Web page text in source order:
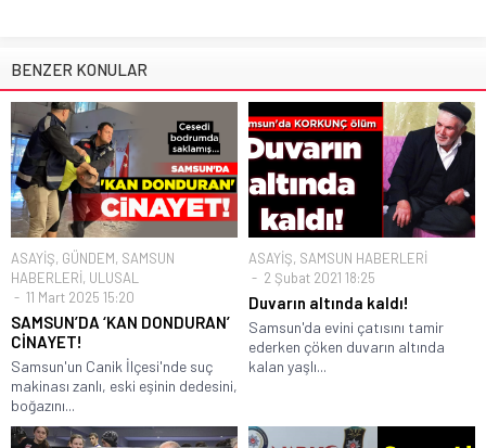
BENZER KONULAR
ASAYİŞ, GÜNDEM, SAMSUN
HABERLERİ, ULUSAL
11 Mart 2025 15:20
SAMSUN’DA ‘KAN DONDURAN’
CİNAYET!
Samsun'un Canik İlçesi'nde suç
makinası zanlı, eski eşinin dedesini,
boğazını...
ASAYİŞ, SAMSUN HABERLERİ
2 Şubat 2021 18:25
Duvarın altında kaldı!
Samsun'da evini çatısını tamir
ederken çöken duvarın altında
kalan yaşlı...